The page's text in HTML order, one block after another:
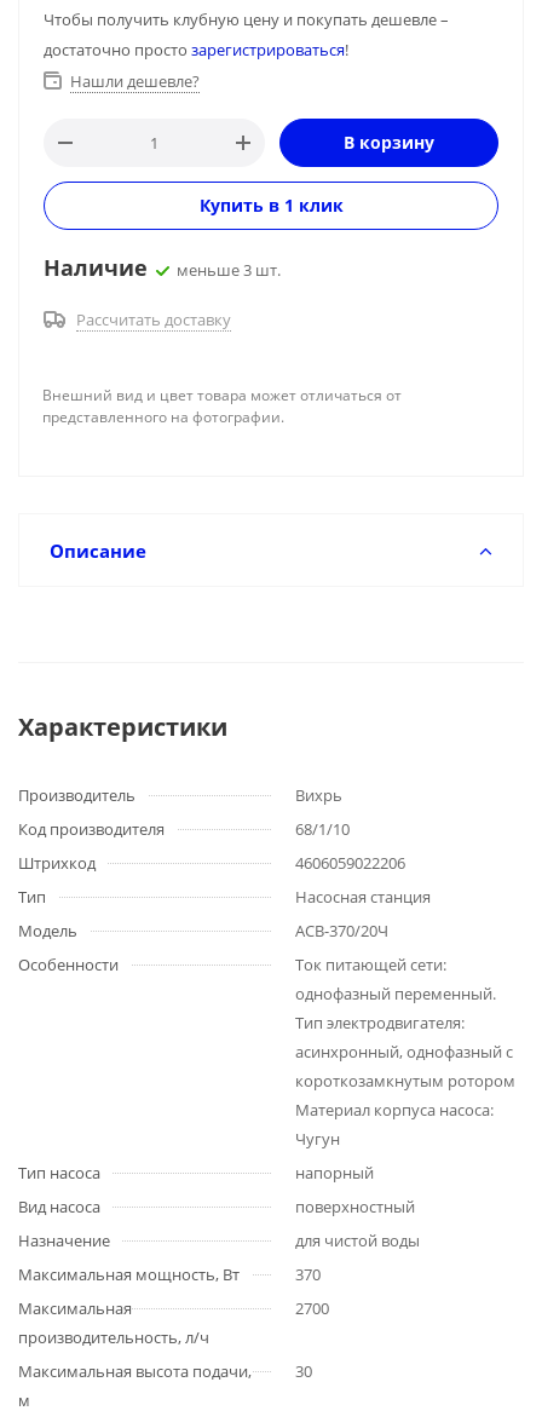
Чтобы получить клубную цену и покупать дешевле –
достаточно просто зарегистрироваться!
Нашли дешевле?
В корзину
Купить в 1 клик
Наличие меньше 3 шт.
Рассчитать доставку
Внешний вид и цвет товара может отличаться от
представленного на фотографии.
Описание
Характеристики
Производитель
Вихрь
Код производителя
68/1/10
Штрихкод
4606059022206
Тип
Насосная станция
Модель
АСВ-370/20Ч
Особенности
Ток питающей сети:
однофазный переменный.
Тип электродвигателя:
асинхронный, однофазный с
короткозамкнутым ротором
Материал корпуса насоса:
Чугун
Тип насоса
напорный
Вид насоса
поверхностный
Назначение
для чистой воды
Максимальная мощность, Вт
370
Максимальная
производительность, л/ч
2700
Максимальная высота подачи,
м
30